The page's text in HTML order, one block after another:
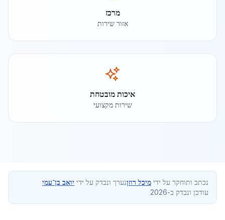
מרכז
אזור שירות
איכות מובטחת
שירות מקצועי
נכתב ותוחקר על ידי מיכל רוזןנערך ונבדק על ידי יואב בן־עמי
עודכן ונבדק ב-2026